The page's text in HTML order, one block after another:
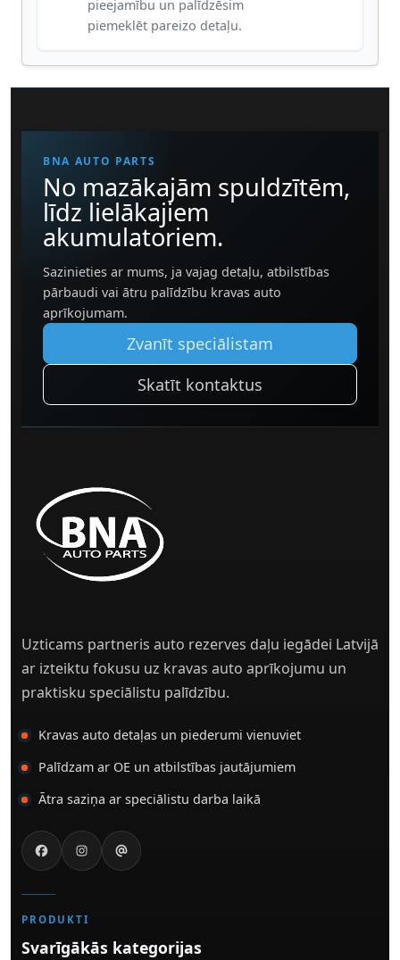
pieejamību un palīdzēsim
piemeklēt pareizo detaļu.
BNA AUTO PARTS
No mazākajām spuldzītēm,
līdz lielākajiem
akumulatoriem.
Sazinieties ar mums, ja vajag detaļu, atbilstības
pārbaudi vai ātru palīdzību kravas auto
aprīkojumam.
Zvanīt speciālistam
Skatīt kontaktus
Uzticams partneris auto rezerves daļu iegādei Latvijā
ar izteiktu fokusu uz kravas auto aprīkojumu un
praktisku speciālistu palīdzību.
Kravas auto detaļas un piederumi vienuviet
Palīdzam ar OE un atbilstības jautājumiem
Ātra saziņa ar speciālistu darba laikā
PRODUKTI
Svarīgākās kategorijas